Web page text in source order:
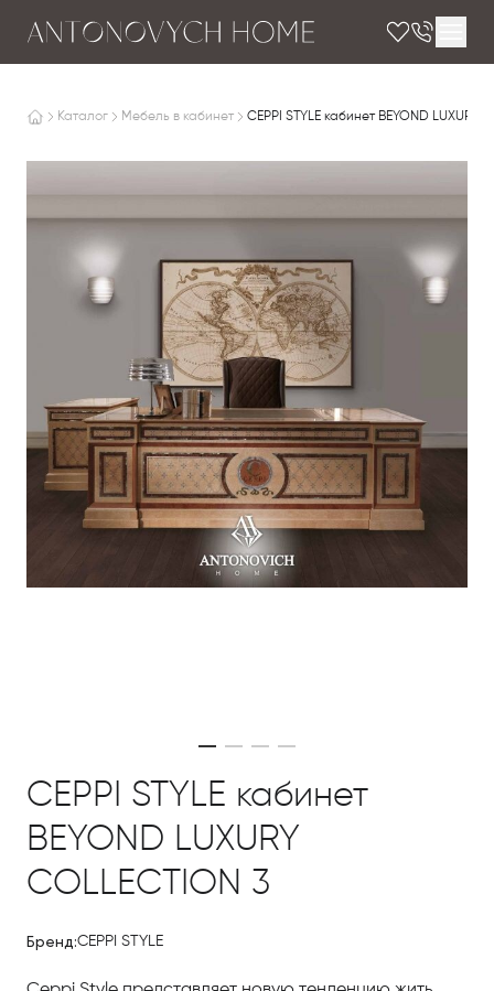
Каталог Мебель в кабинет CEPPI STYLE кабинет BEYOND LUXURY
CEPPI STYLE кабинет
BEYOND LUXURY
COLLECTION 3
Бренд:CEPPI STYLE